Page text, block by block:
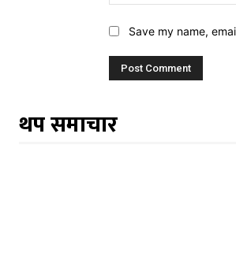
Save my name,
थप समाचार